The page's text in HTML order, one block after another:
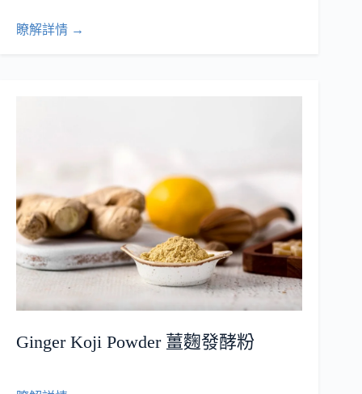
瞭解詳情 →
Ginger Koji Powder 薑麴發酵粉